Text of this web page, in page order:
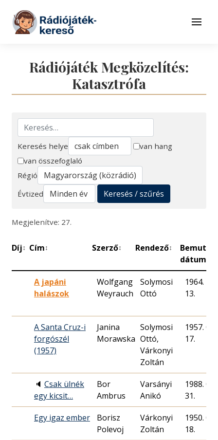
Tovább a tartalomhoz
Menü
Rádiójáték Megközelítés:
Katasztrófa
Keresés
Keresés helye
van hang
van összefoglaló
Régió
Évtized
Keresés / szűrés
Megjelenítve: 27.
Díj↕ Cím↕ Szerző↕ Rendező↕
dátuma
A japáni
halászok
Wolfgang
Weyrauch
Solymosi
Ottó
1964. 11.
13.
A Santa Cruz-i
forgószél
(1957)
Janina
Morawska
Solymosi
Ottó,
Várkonyi
Zoltán
1957. 02.
17.
🔈 Csak ülnék
egy kicsit…
Bor
Ambrus
Varsányi
Anikó
1988. 05.
31.
Egy igaz ember
Borisz
Polevoj
Várkonyi
Zoltán
1950. 08.
18.